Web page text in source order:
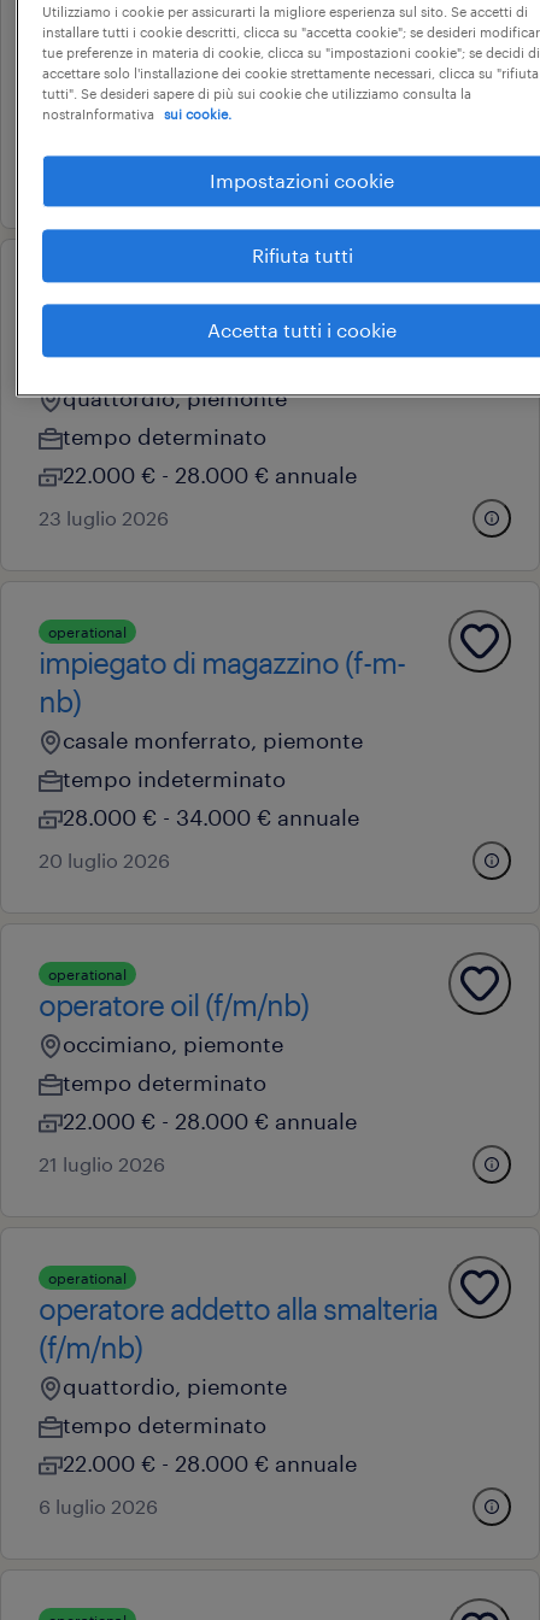
terra (f/m/nb)
alessandria, piemonte
tempo determinato
operatore addetto alla
produzione
quattordio, piemonte
tempo determinato
22.000 € - 28.000 € annuale
23 luglio 2026
operational
impiegato di magazzino (f-m-
nb)
casale monferrato, piemonte
tempo indeterminato
28.000 € - 34.000 € annuale
20 luglio 2026
operational
operatore oil (f/m/nb)
occimiano, piemonte
tempo determinato
22.000 € - 28.000 € annuale
21 luglio 2026
operational
operatore addetto alla smalteria
(f/m/nb)
quattordio, piemonte
tempo determinato
22.000 € - 28.000 € annuale
6 luglio 2026
Utilizziamo i cookie per assicurarti la migliore esperienza sul sito. Se accetti di
installare tutti i cookie descritti, clicca su "accetta cookie"; se desideri
tue preferenze in materia di cookie, clicca su "impostazioni cookie"; se decidi di
accettare solo l'installazione dei cookie strettamente necessari, clicca su "rifiuta
tutti". Se desideri sapere di più sui cookie che utilizziamo consulta la
nostraInformativa
sui cookie.
Impostazioni cookie
Rifiuta tutti
Accetta tutti i cookie